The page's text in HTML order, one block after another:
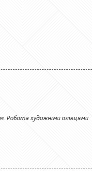
Робота художніми олівцями